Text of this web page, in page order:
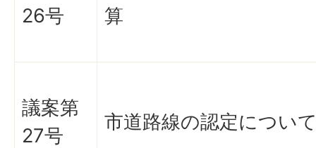
26号
算
議案第
27号
市道路線の認定につい